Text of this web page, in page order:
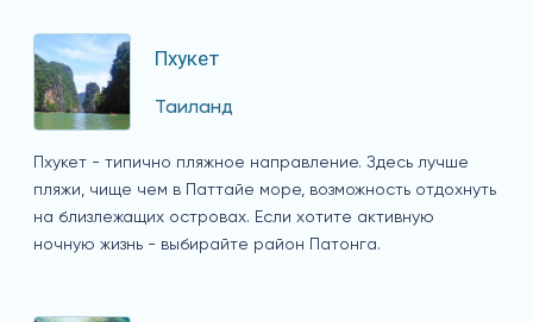
Пхукет
Таиланд
Пхукет - типично пляжное направление. Здесь лучше
пляжи, чище чем в Паттайе море, возможность отдохнуть
на близлежащих островах. Если хотите активную
ночную жизнь - выбирайте район Патонга.